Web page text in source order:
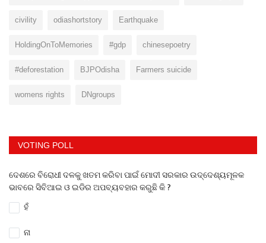
civility odiashortstory Earthquake
HoldingOnToMemories #gdp chinesepoetry
#deforestation BJPOdisha Farmers suicide
womens rights DNgroups
VOTING POLL
ଦେଶରେ ବିରୋଧୀ ଦଳକୁ ଖତମ କରିବା ପାଇଁ ମୋଦୀ ସରକାର ଉଦ୍ଦେଶ୍ୟମୂଳକ
ଭାବରେ ସିବିଆଇ ଓ ଇଡିର ଅପବ୍ୟବହାର କରୁଛି କି ?
ହଁ
ନା